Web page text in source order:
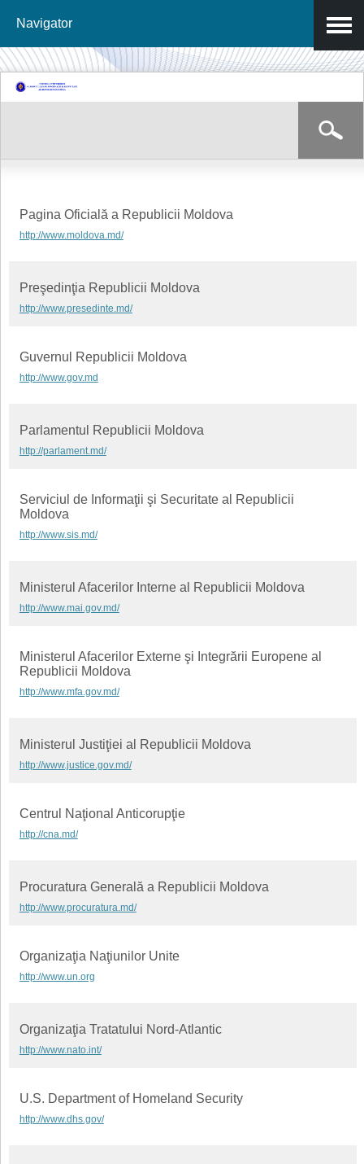
Navigator
Mergi la
conţinutul
Pagina Oficială a Republicii Moldova
http://www.moldova.md/
Preşedinţia Republicii Moldova
http://www.presedinte.md/
Guvernul Republicii Moldova
http://www.gov.md
Parlamentul Republicii Moldova
http://parlament.md/
Serviciul de Informaţii şi Securitate al Republicii
Moldova
http://www.sis.md/
Ministerul Afacerilor Interne al Republicii Moldova
http://www.mai.gov.md/
Ministerul Afacerilor Externe şi Integrării Europene al
Republicii Moldova
http://www.mfa.gov.md/
Ministerul Justiţiei al Republicii Moldova
http://www.justice.gov.md/
Centrul Naţional Anticorupţie
http://cna.md/
Procuratura Generală a Republicii Moldova
http://www.procuratura.md/
Organizaţia Naţiunilor Unite
http://www.un.org
Organizaţia Tratatului Nord-Atlantic
http://www.nato.int/
U.S. Department of Homeland Security
http://www.dhs.gov/